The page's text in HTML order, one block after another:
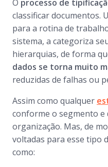
O processo de
classificar documentos.
para a rotina de
sistema, a categoriza
hierarquias, de forma
dados se torna muito
reduzidas de falhas ou
Assim como qualquer
conforme o segmento e
organização. Mas, de
voltadas para esse tipo
como: